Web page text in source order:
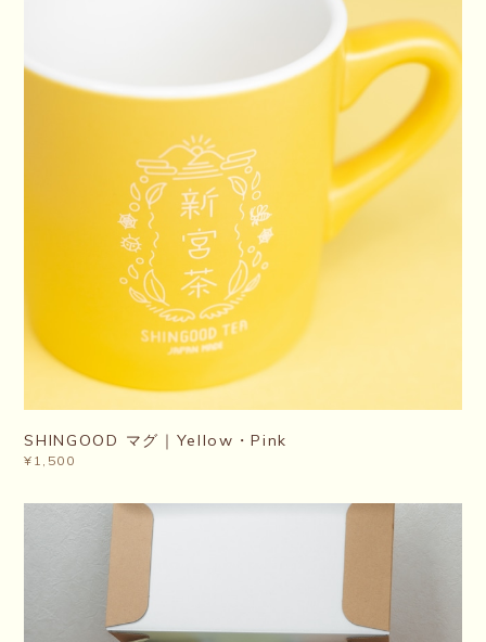
SHINGOOD マグ｜Yellow・Pink
¥1,500